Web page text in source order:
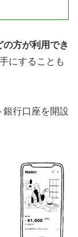
の方が利用でき
にすることも
銀行口座を開設